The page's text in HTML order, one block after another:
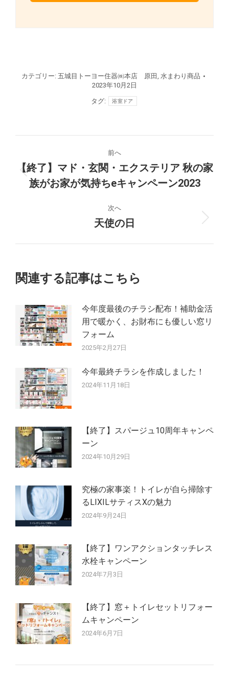
カテゴリー: 五城目トーヨー住器㈱本店 原田 , 水まわり商品
2023年10月2日
タグ: 浴室ドア
稿
ナ
シ
ョ
ン
前へ
の
稿:
【終了】マド・玄関・エクステリア 秋の家
族がお家が気持ちeキャンペーン2023
次へ
次
天使の日
関連する記事はこちら
今年度最後のチラシ配布！補助金活
用で暖かく、お財布にも優しい窓リ
フォーム
2025年2月27日
今年最終チラシを作成しました！
2024年11月18日
【終了】スパージュ10周年キャンペ
ーン
2024年10月29日
究極の家事楽！トイレが自ら掃除す
るLIXILサティスXの魅力
2024年9月24日
【終了】ワンアクションタッチレス
水栓キャンペーン
2024年7月3日
【終了】窓＋トイレセットリフォー
ムキャンペーン
2024年6月7日